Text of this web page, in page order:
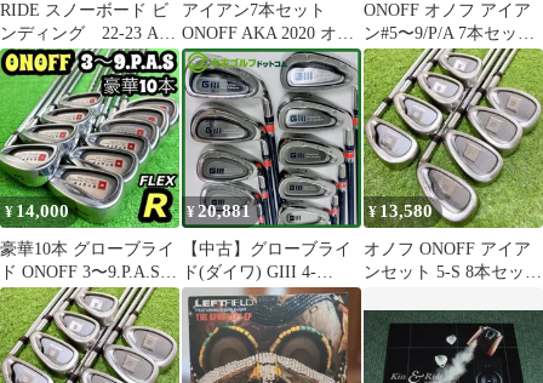
RIDE スノーボード ビ
ンディング 22-23 A-9
Sサイズ
アイアン7本セット
ONOFF AKA 2020 オノ
フ シャフトR2
ONOFF オノフ アイア
ン#5〜9/P/A 7本セット
DynamicGold
¥ 14,000
豪華10本 グローブライ
ド ONOFF 3〜9.P.A.S
10本 R アイアン
¥20,881
【中古】グローブライ
ド(ダイワ) GIII 4-
9.P.A.S 9本セット アイ
アン セット
¥13,580
オノフ ONOFF アイア
ンセット 5-S 8本セット